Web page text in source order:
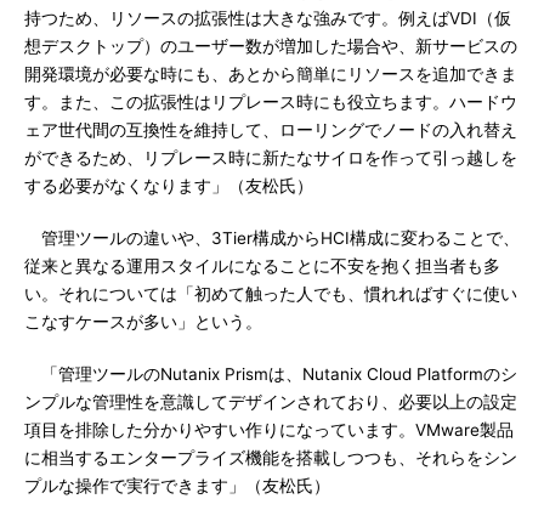
持つため、リソースの拡張性は大きな強みです。例えばVDI（仮
想デスクトップ）のユーザー数が増加した場合や、新サービスの
開発環境が必要な時にも、あとから簡単にリソースを追加できま
す。また、この拡張性はリプレース時にも役立ちます。ハードウ
ェア世代間の互換性を維持して、ローリングでノードの入れ替え
ができるため、リプレース時に新たなサイロを作って引っ越しを
する必要がなくなります」（友松氏）
管理ツールの違いや、3Tier構成からHCI構成に変わることで、
従来と異なる運用スタイルになることに不安を抱く担当者も多
い。それについては「初めて触った人でも、慣れればすぐに使い
こなすケースが多い」という。
「管理ツールのNutanix Prismは、Nutanix Cloud Platformのシ
ンプルな管理性を意識してデザインされており、必要以上の設定
項目を排除した分かりやすい作りになっています。VMware製品
に相当するエンタープライズ機能を搭載しつつも、それらをシン
プルな操作で実行できます」（友松氏）